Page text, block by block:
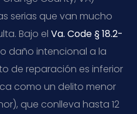
serias que van mucho
Bajo el Va. Code § 18.2-
daño intencional a la
de reparación es inferior
como un delito menor
que conlleva hasta 12